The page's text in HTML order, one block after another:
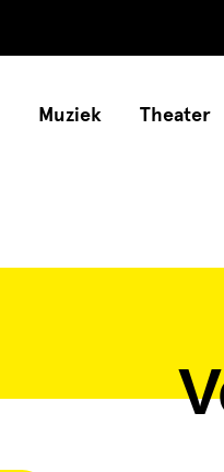
Muziek Theater